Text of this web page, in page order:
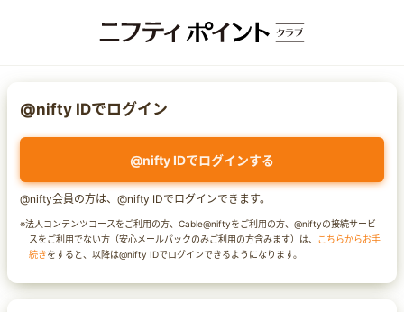
@nifty IDでログイン
@nifty IDでログインする
@nifty会員の方は、@nifty IDでログインできます。
※法人コンテンツコースをご利用の方、Cable@niftyをご利用の方、@niftyの接続サービ
スをご利用でない方（安心メールパックのみご利用の方含みます）は、 こちらからお手
続きをすると、以降は@nifty IDでログインできるようになります。